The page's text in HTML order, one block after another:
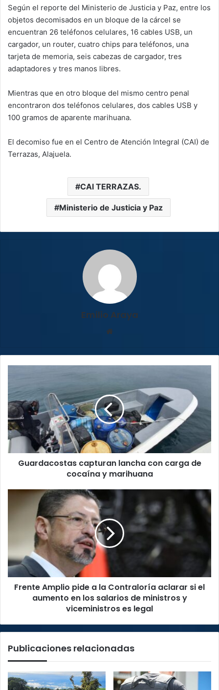
Según el reporte del Ministerio de Justicia y Paz, entre los
objetos decomisados en un bloque de la cárcel se
encuentran 26 teléfonos celulares, 16 cables USB, un
cargador, un router, cuatro chips para teléfonos, una
tarjeta de memoria, seis cabezas de cargador, tres
adaptadores y tres manos libres.
Mientras que en otro bloque del mismo centro penal
encontraron dos teléfonos celulares, dos cables USB y
100 gramos de aparente marihuana.
El decomiso fue en el Centro de Atención Integral (CAI) de
Terrazas, Alajuela.
CAI TERRAZAS.
Ministerio de Justicia y Paz
Emilio Araya
lancha
con
carga
de
cocaína
y
marihuana
Guardacostas capturan lancha con carga de
cocaína y marihuana
Frente
Contraloría
aclarar
si
el
aumento
de
y
legal
Frente Amplio pide a la Contraloría aclarar si el
aumento en los salarios de ministros y
viceministros es legal
Publicaciones relacionadas